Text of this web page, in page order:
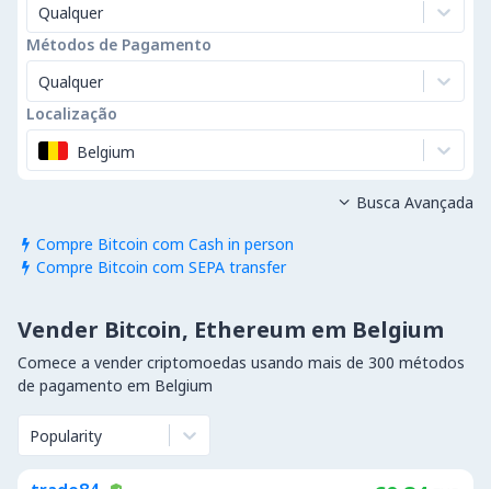
Qualquer
Métodos de Pagamento
Qualquer
Localização
Belgium
 Compre Bitcoin com Cash in person
 Compre Bitcoin com SEPA transfer
 Busca Avançada
Vender Bitcoin, Ethereum em Belgium
Comece a vender criptomoedas usando mais de 300 métodos
de pagamento em Belgium
Popularity